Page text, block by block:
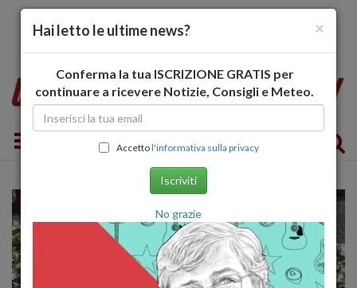
Toggle navigation
×
Hai letto le ultime news?
Conferma la tua ISCRIZIONE GRATIS per
continuare a ricevere Notizie, Consigli e Meteo.
Accettol'informativa sulla privacy
Iscriviti
No grazie